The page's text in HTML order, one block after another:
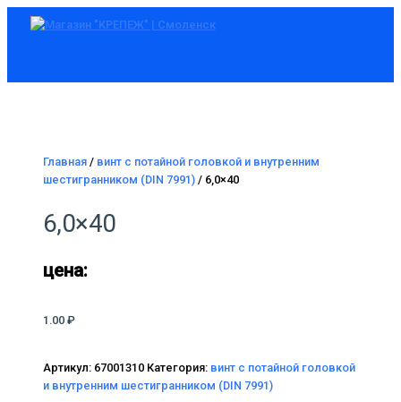
Перейти Главное
Главная/ винт с потайной головкой и внутренним
шестигранником (DIN 7991)/ 6,0×40
6,0×40
цена:
1.00 ₽
Артикул: 67001310 Категория: винт с потайной головкой
и внутренним шестигранником (DIN 7991)